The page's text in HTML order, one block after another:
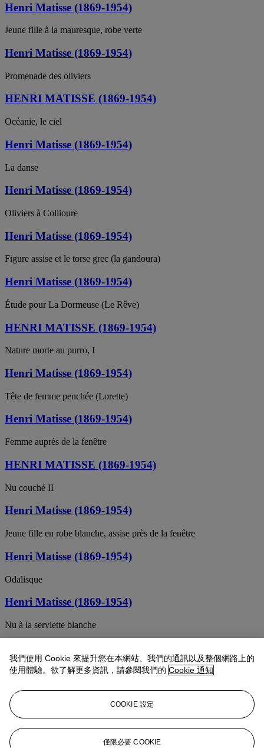
Henri Matisse (1869-1954)
Jeune fille à la mauresque, robe verte
Henri Matisse (1869-1954)
Promenade des oliviers
HENRI MATISSE (1869-1954)
Océanie, le ciel
Henri Matisse (1869-1954)
La danse
Henri Matisse (1869-1954)
Oliviers à Collioure
Henri Matisse (1869-1954)
Figure assise et le torse grec (la gandoura)
Henri Matisse (1869-1954)
Étude pour La Dormeuse (Le Rêve)
HENRI MATISSE (1869-1954)
Nature morte au purro, I
Henri Matisse (1869-1954)
Tête de femme penchée (Lorette)
Henri Matisse (1869-1954)
Femme auprès de la fenêtre
HENRI MATISSE (1869-1954)
Nu couché II
Henri Matisse (1869-1954)
Jeune fille en robe blanche, assise près de la fenêtre
Henri Matisse (1869-1954)
Odalisque
Henri Matisse (1869-1954)
Nu à la serviette blanche
Figure assise, tapis rayé
昂利．馬諦斯
穿綠色繡花上衣的女子
Henri Matisse (1869-1954)
我們使用 Cookie 來提升您在本網站、我們的通訊以及整個網路上的
使用體驗。欲了解更多資訊，請參閱我們的 Cookie 通知
COOKIE 設定
僅限必要 COOKIE